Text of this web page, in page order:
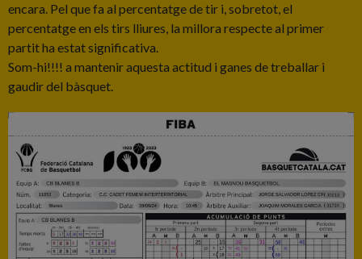
encara. Pel que fa al percentatge de tir i, sobretot, el
percentatge en els tirs lliures, la millora respecte al primer
partit ha estat significativa.
Som-hi!!!! a mantenir aquesta actitud i ganes de treballar i
gaudir del bàsquet.